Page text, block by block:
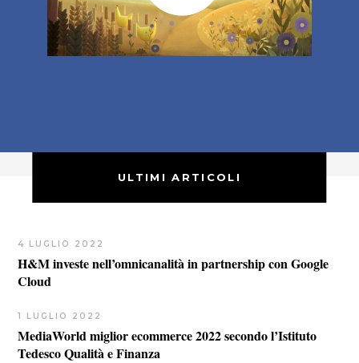
ULTIMI ARTICOLI
4 LUGLIO 2022
H&M investe nell’omnicanalità in partnership con Google
Cloud
1 LUGLIO 2022
MediaWorld miglior ecommerce 2022 secondo l’Istituto
Tedesco Qualità e Finanza